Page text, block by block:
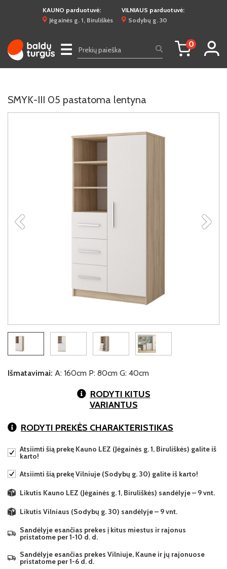
KAUNO parduotuvė:
Jėgainės g. 1, Biruliškės
VILNIAUS parduotuvė:
Sodybų g. 30
☰ 0
SMYK-III 05 pastatoma lentyna
Išmatavimai: A: 160cm P: 80cm G: 40cm
RODYTI KITUS
VARIANTUS
RODYTI PREKĖS CHARAKTERISTIKAS
Atsiimti šią prekę Kauno LEZ (Jėgainės g. 1, Biruliškės) galite iš
karto!
Atsiimti šią prekę Vilniuje (Sodybų g. 30) galite iš karto!
Likutis Kauno LEZ (Jėgainės g. 1, Biruliškės) sandėlyje – 9 vnt.
Likutis Vilniaus (Sodybų g. 30) sandėlyje – 9 vnt.
Sandėlyje esančias prekes į kitus miestus ir rajonus
pristatome per 1-10 d. d.
Sandėlyje esančias prekes Vilniuje, Kaune ir jų rajonuose
pristatome per 1-6 d. d.